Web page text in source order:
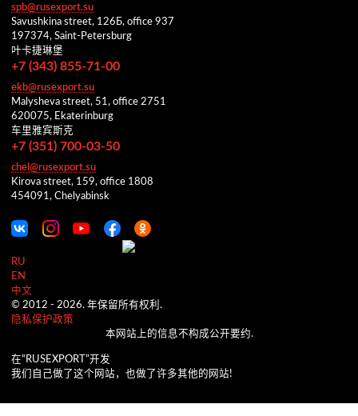
spb@rusexport.su
Savushkina street, 126Б, office 937
197374, Saint-Petersburg
叶卡捷琳堡
+7 (343) 855-71-00
ekb@rusexport.su
Malysheva street, 51, office 2751
620075, Ekaterinburg
车里雅宾斯克
+7 (351) 700-03-50
chel@rusexport.su
Kirova street, 159, office 1808
454091, Chelyabinsk
RU
EN
中文
© 2012 - 2026. 年保留所有权利.
隐私保护政策
本网站上的信息不构成公开要约.
在“RUSEXPORT”开发
我们自己做了这个网站，也做了许多其他的网站!